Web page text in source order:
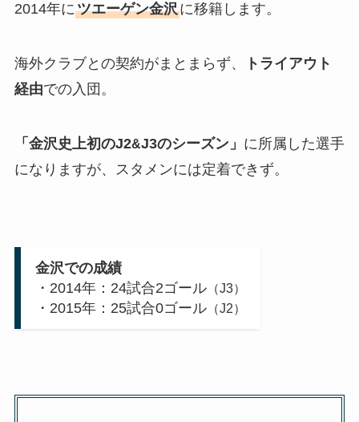
2014年にツエーゲン金沢に移籍します。
海外クラブとの契約がまとまらず、
トライアウト
経由での入団。
「金沢史上初のJ2&J3のシーズン」 に所属した選手
になりますが、スタメンには定着できず。
金沢での成績
・2014年：24試合2ゴール（J3）
・2015年：25試合0ゴール（J2）